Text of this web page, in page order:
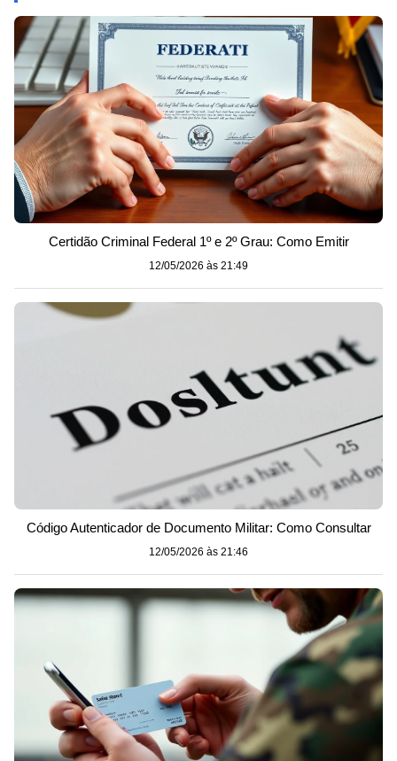
Certidão Criminal Federal 1º e 2º Grau: Como Emitir
12/05/2026 às 21:49
Código Autenticador de Documento Militar: Como Consultar
12/05/2026 às 21:46